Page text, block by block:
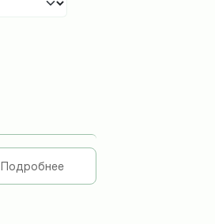
Подробнее